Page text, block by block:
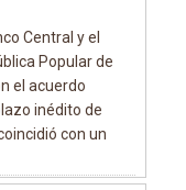
Central y el
Popular de
el acuerdo
inédito de
con un